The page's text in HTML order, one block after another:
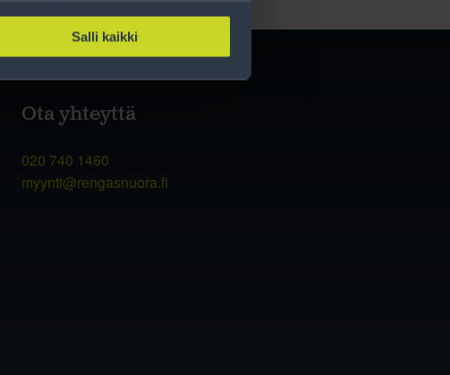
Salli kaikki
Ota yhteyttä
020 740 1460
myynti@rengasnuora.fi